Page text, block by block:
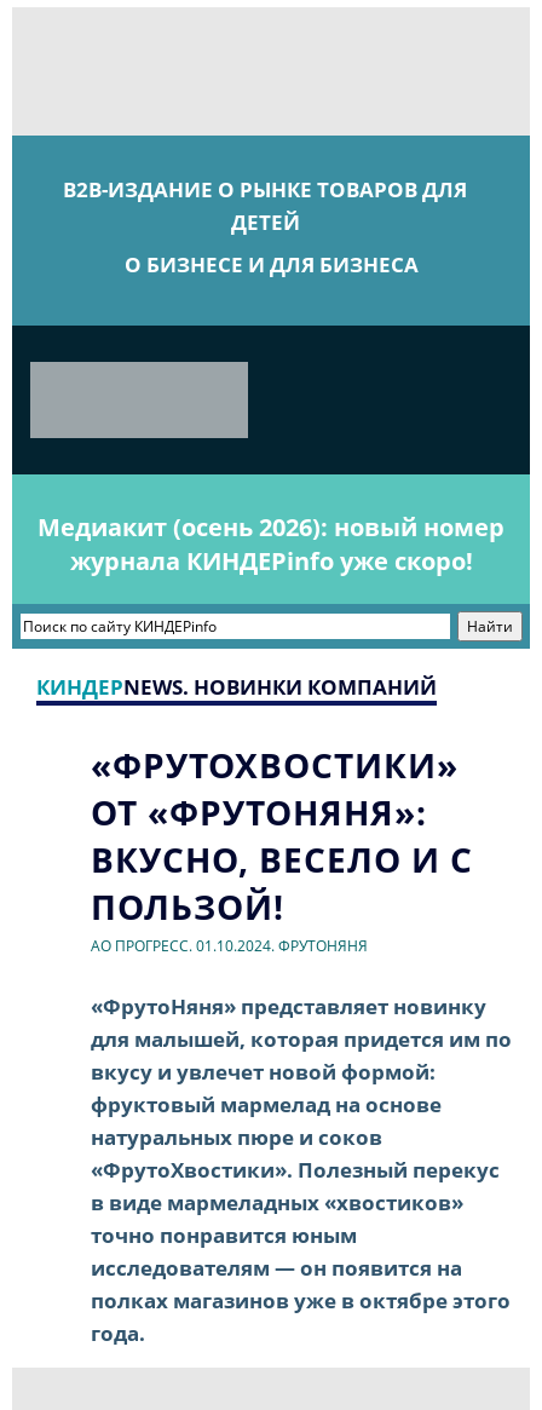
B2B-ИЗДАНИЕ О РЫНКЕ ТОВАРОВ ДЛЯ
ДЕТЕЙ
О БИЗНЕСЕ И ДЛЯ БИЗНЕСА
Медиакит (осень 2026): новый номер
журнала КИНДЕРinfo уже скоро!
КИНДЕРNEWS. НОВИНКИ КОМПАНИЙ
«ФРУТОХВОСТИКИ»
ОТ «ФРУТОНЯНЯ»:
ВКУСНО, ВЕСЕЛО И С
ПОЛЬЗОЙ!
АО ПРОГРЕСС. 01.10.2024. ФРУТОНЯНЯ
«ФрутоНяня» представляет новинку
для малышей, которая придется им по
вкусу и увлечет новой формой:
фруктовый мармелад на основе
натуральных пюре и соков
«ФрутоХвостики». Полезный перекус
в виде мармеладных «хвостиков»
точно понравится юным
исследователям — он появится на
полках магазинов уже в октябре этого
года.